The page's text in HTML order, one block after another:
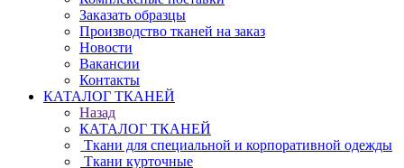
Заказать образцы
Производство тканей на заказ
Новости
Вакансии
Контакты
КАТАЛОГ ТКАНЕЙ
Назад
КАТАЛОГ ТКАНЕЙ
Ткани для специальной и корпоративной одежды
Ткани курточные